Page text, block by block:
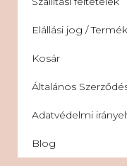
Elállási jog /
Kosár
Általános
Adatvédelmi
Blog